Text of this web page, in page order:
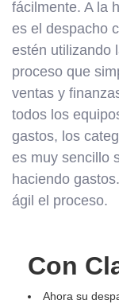
fácilmente. A la
es el despacho
estén utilizando
proceso que
ventas y
todos los
gastos, los
es muy sencillo
haciendo
ágil el proceso.
Con
Ahora su